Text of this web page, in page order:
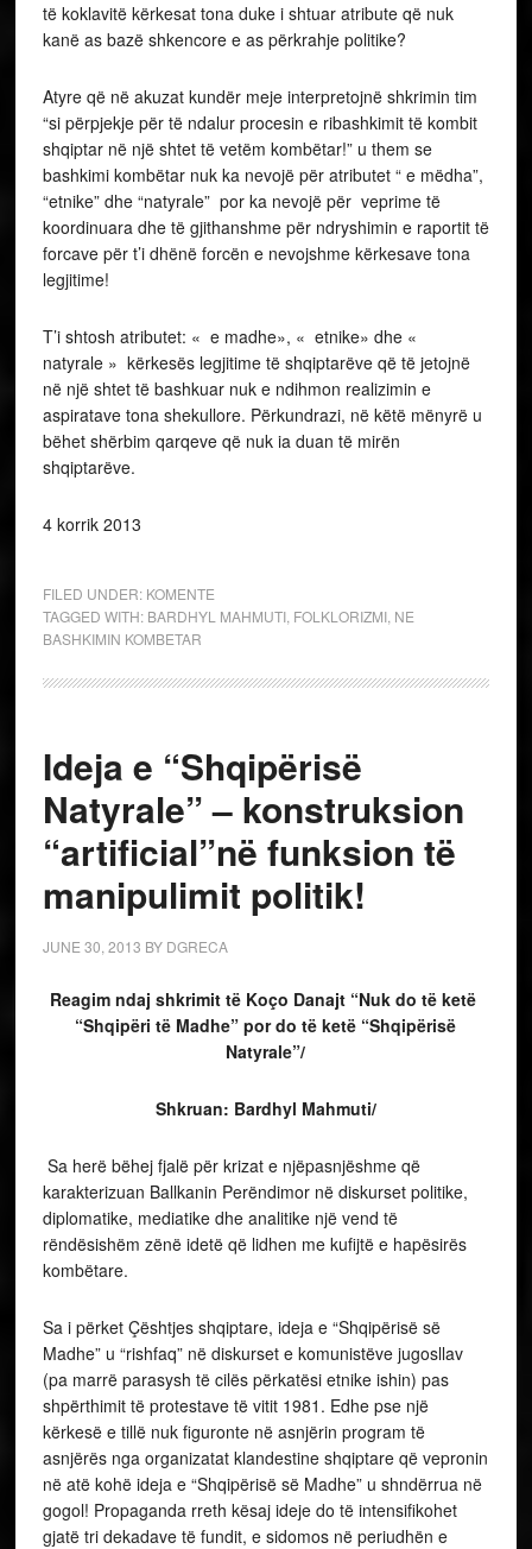
të koklavitë kërkesat tona duke i shtuar atribute që nuk
kanë as bazë shkencore e as përkrahje politike?
Atyre që në akuzat kundër meje interpretojnë shkrimin tim
“si përpjekje për të ndalur procesin e ribashkimit të kombit
shqiptar në një shtet të vetëm kombëtar!” u them se
bashkimi kombëtar nuk ka nevojë për atributet “ e mëdha”,
“etnike” dhe “natyrale” por ka nevojë për veprime të
koordinuara dhe të gjithanshme për ndryshimin e raportit të
forcave për t’i dhënë forcën e nevojshme kërkesave tona
legjitime!
T’i shtosh atributet: « e madhe», « etnike» dhe «
natyrale » kërkesës legjitime të shqiptarëve që të jetojnë
në një shtet të bashkuar nuk e ndihmon realizimin e
aspiratave tona shekullore. Përkundrazi, në këtë mënyrë u
bëhet shërbim qarqeve që nuk ia duan të mirën
shqiptarëve.
4 korrik 2013
FILED UNDER: KOMENTE
TAGGED WITH: BARDHYL MAHMUTI, FOLKLORIZMI, NE
BASHKIMIN KOMBETAR
Ideja e “Shqipërisë
Natyrale” – konstruksion
“artificial”në funksion të
manipulimit politik!
JUNE 30, 2013 BY DGRECA
Reagim ndaj shkrimit të Koço Danajt “Nuk do të ketë
“Shqipëri të Madhe” por do të ketë “Shqipërisë
Natyrale”/
Shkruan: Bardhyl Mahmuti/
Sa herë bëhej fjalë për krizat e njëpasnjëshme që
karakterizuan Ballkanin Perëndimor në diskurset politike,
diplomatike, mediatike dhe analitike një vend të
rëndësishëm zënë idetë që lidhen me kufijtë e hapësirës
kombëtare.
Sa i përket Çështjes shqiptare, ideja e “Shqipërisë së
Madhe” u “rishfaq” në diskurset e komunistëve jugosllav
(pa marrë parasysh të cilës përkatësi etnike ishin) pas
shpërthimit të protestave të vitit 1981. Edhe pse një
kërkesë e tillë nuk figuronte në asnjërin program të
asnjërës nga organizatat klandestine shqiptare që vepronin
në atë kohë ideja e “Shqipërisë së Madhe” u shndërrua në
gogol! Propaganda rreth kësaj ideje do të intensifikohet
gjatë tri dekadave të fundit, e sidomos në periudhën e